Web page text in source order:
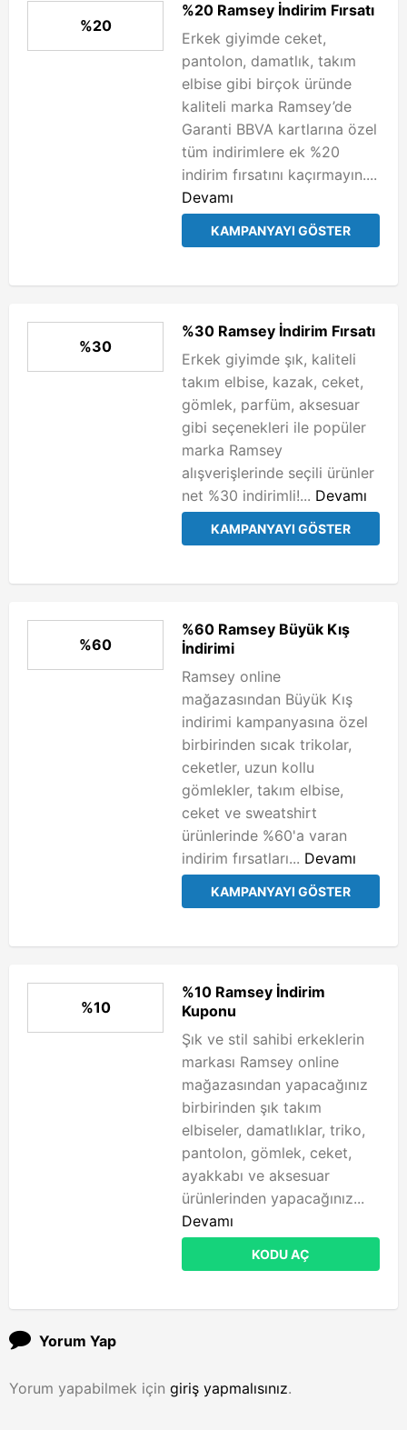
%20
%20 Ramsey İndirim Fırsatı
Erkek giyimde ceket,
pantolon, damatlık, takım
elbise gibi birçok üründe
kaliteli marka Ramsey’de
Garanti BBVA kartlarına özel
tüm indirimlere ek %20
indirim fırsatını kaçırmayın....
Devamı
KAMPANYAYI GÖSTER
%30
%30 Ramsey İndirim Fırsatı
Erkek giyimde şık, kaliteli
takım elbise, kazak, ceket,
gömlek, parfüm, aksesuar
gibi seçenekleri ile popüler
marka Ramsey
alışverişlerinde seçili ürünler
net %30 indirimli!... Devamı
KAMPANYAYI GÖSTER
%60
%60 Ramsey Büyük Kış
İndirimi
Ramsey online
mağazasından Büyük Kış
indirimi kampanyasına özel
birbirinden sıcak trikolar,
ceketler, uzun kollu
gömlekler, takım elbise,
ceket ve sweatshirt
ürünlerinde %60'a varan
indirim fırsatları... Devamı
KAMPANYAYI GÖSTER
%10
%10 Ramsey İndirim
Kuponu
Şık ve stil sahibi erkeklerin
markası Ramsey online
mağazasından yapacağınız
birbirinden şık takım
elbiseler, damatlıklar, triko,
pantolon, gömlek, ceket,
ayakkabı ve aksesuar
ürünlerinden yapacağınız...
Devamı
KODU AÇ
Yorum Yap
Yorum yapabilmek için giriş yapmalısınız.